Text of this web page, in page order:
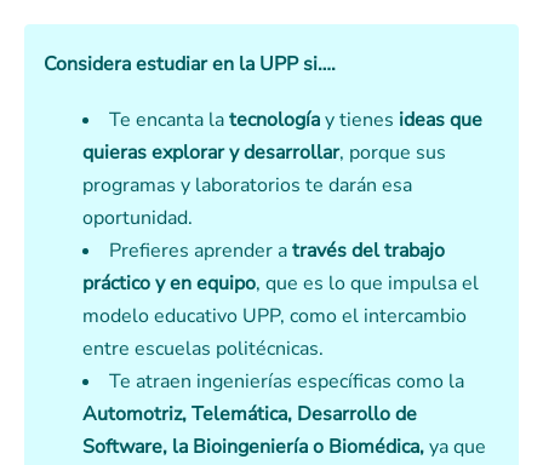
Considera estudiar en la UPP si….
Te encanta latecnologíay tienes ideas que
quieras explorar y desarrollar, porque sus
programas y laboratorios te darán esa
oportunidad.
Prefieres aprender através del trabajo
práctico y en equipo, que es lo que impulsa el
modelo educativo UPP, como el intercambio
entre escuelas politécnicas.
Te atraen ingenierías específicas como la
Automotriz, Telemática, Desarrollo de
Software, la Bioingeniería o Biomédica,ya que